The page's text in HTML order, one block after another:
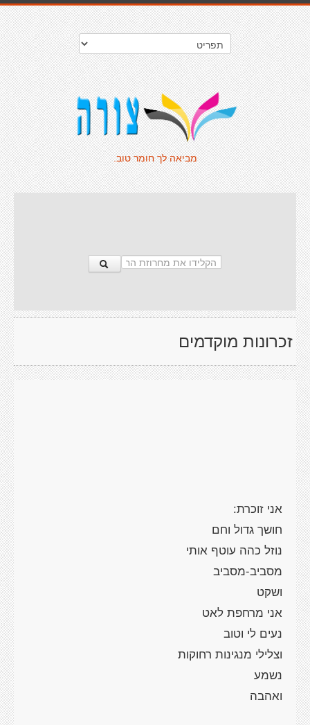
מביאה לך חומר טוב.
זכרונות מוקדמים